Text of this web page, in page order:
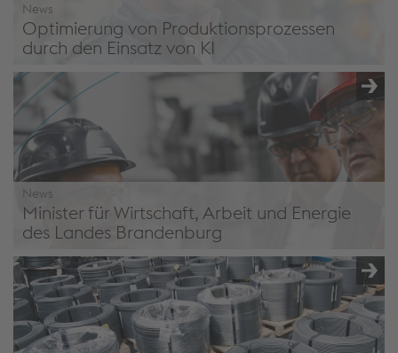
News
Optimierung von Produktionsprozessen
durch den Einsatz von KI
Optimierung von Produktionsprozessen durch den Einsatz
von Künstlicher Intelligenz (KI) - Mitarbeiter:innen als
Schlüsselakteure
News
Minister für Wirtschaft, Arbeit und Energie
des Landes Brandenburg
Minister für Wirtschaft, Arbeit und Energie des Landes
Brandenburg besucht voestalpine Wire Germany